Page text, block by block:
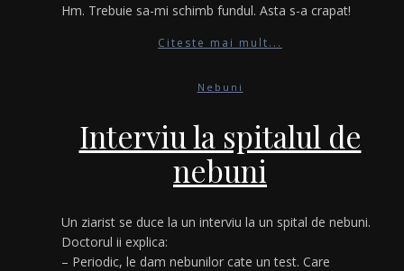
Hm. Trebuie sa-mi schimb fundul. Asta s-a crapat!
Citeste mai mult...
Nebuni
Interviu la spitalul de
nebuni
Un ziarist se duce la un interviu la un spital de nebuni.
Doctorul ii explica:
– Periodic, le dam nebunilor cate un test. Care